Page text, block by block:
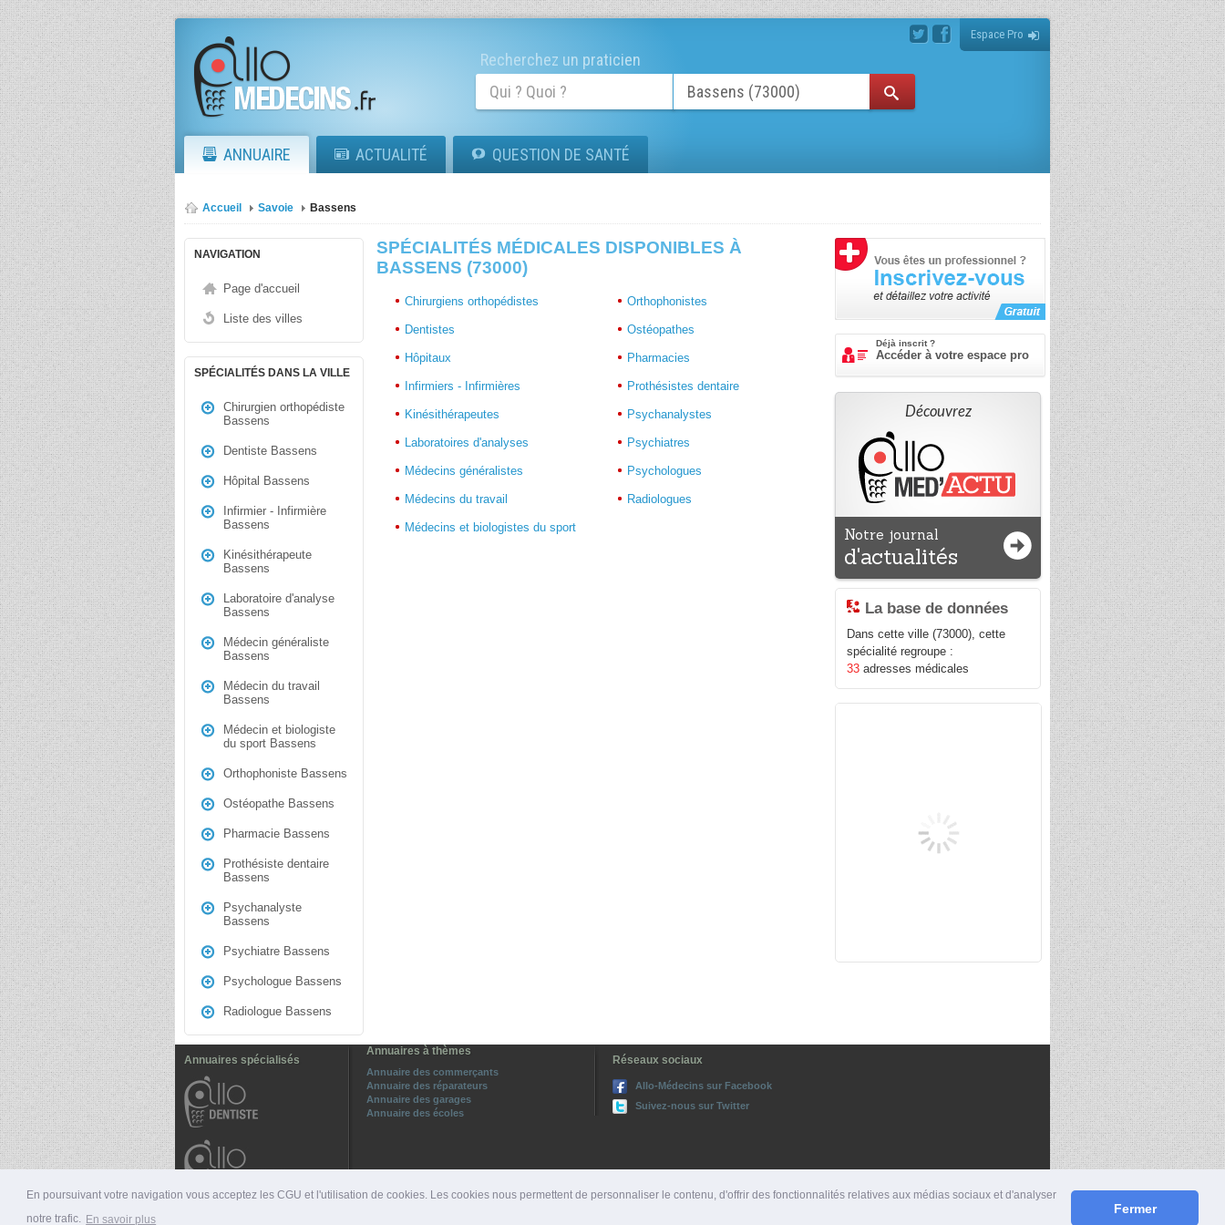
En poursuivant votre navigation vous acceptez les CGU et l'utilisation de cookies. Les cookies nous permettent de personnaliser le contenu, d'offrir des fonctionnalités relatives aux médias sociaux et d'analyser
notre trafic. En savoir plus
Fermer
Espace Pro
Recherchez un praticien
ANNUAIRE ACTUALITÉ QUESTION DE SANTÉ
Accueil Savoie Bassens
NAVIGATION
Page d'accueil
Liste des villes
SPÉCIALITÉS DANS LA VILLE
Chirurgien orthopédiste
Bassens
Dentiste Bassens
Hôpital Bassens
Infirmier - Infirmière
Bassens
Kinésithérapeute
Bassens
Laboratoire d'analyse
Bassens
Médecin généraliste
Bassens
Médecin du travail
Bassens
Médecin et biologiste
du sport Bassens
Orthophoniste Bassens
Ostéopathe Bassens
Pharmacie Bassens
Prothésiste dentaire
Bassens
Psychanalyste
Bassens
Psychiatre Bassens
Psychologue Bassens
Radiologue Bassens
SPÉCIALITÉS MÉDICALES DISPONIBLES À
BASSENS (73000)
Chirurgiens orthopédistes
Dentistes
Hôpitaux
Infirmiers - Infirmières
Kinésithérapeutes
Laboratoires d'analyses
Médecins généralistes
Médecins du travail
Médecins et biologistes du sport
Orthophonistes
Ostéopathes
Pharmacies
Prothésistes dentaire
Psychanalystes
Psychiatres
Psychologues
Radiologues
Déjà inscrit ?
Accéder à votre espace pro
Découvrez
Notre journal
d'actualités
La base de données
Dans cette ville (73000), cette
spécialité regroupe :
33 adresses médicales
Annuaires spécialisés
Annuaires à thèmes
Annuaire des commerçants
Annuaire des réparateurs
Annuaire des garages
Annuaire des écoles
Réseaux sociaux
Allo-Médecins sur Facebook
Suivez-nous sur Twitter